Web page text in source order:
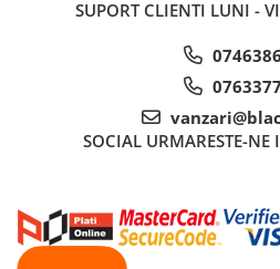
Masini de dejantat roti
Masini de echilibrat roti
SUPORT CLIENTI LUNI -
SOCIAL URMARESTE-